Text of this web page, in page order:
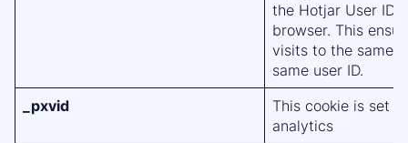
the Hotjar User ID,
browser. This
visits to the same
same user ID.
_pxvid
This cookie is set
analytics